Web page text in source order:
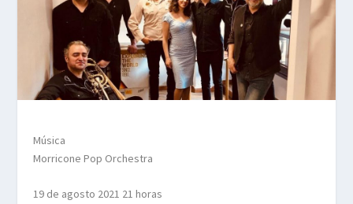
Música
Morricone Pop Orchestra
19 de agosto 2021 21 horas